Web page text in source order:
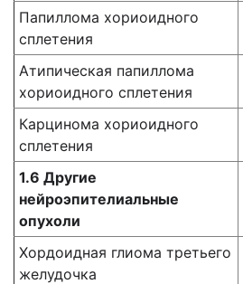
Папиллома хориоидного
сплетения
Атипическая папиллома
хориоидного сплетения
Карцинома хориоидного
сплетения
1.6 Другие
нейроэпителиальные
опухоли
Хордоидная глиома третьего
желудочка